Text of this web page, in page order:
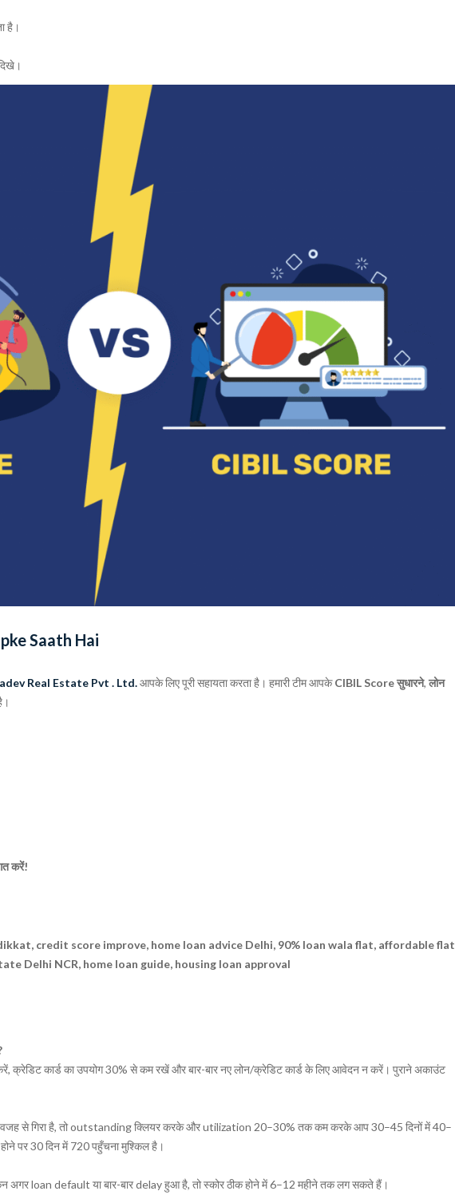
है।
Saath Hai
Real Estate Pvt . Ltd.आपके लिए पूरी सहायता करता है। हमारी टीम आपकेCIBIL Score सुधारने, लोन
करें!
credit score improve, home loan advice Delhi, 90% loan wala flat, affordable flat
Delhi NCR, home loan guide, housing loan approval
क्रेडिट कार्ड का उपयोग 30% से कम रखें और बार-बार नए लोन/क्रेडिट कार्ड के लिए आवेदन न करें। पुराने अकाउंट
वजह से गिरा है, तो outstanding क्लियर करके और utilization 20–30% तक कम करके आप 30–45 दिनों में 40–
पर 30 दिन में 720 पहुँचना मुश्किल है।
अगर loan default या बार-बार delay हुआ है, तो स्कोर ठीक होने में 6–12 महीने तक लग सकते हैं।